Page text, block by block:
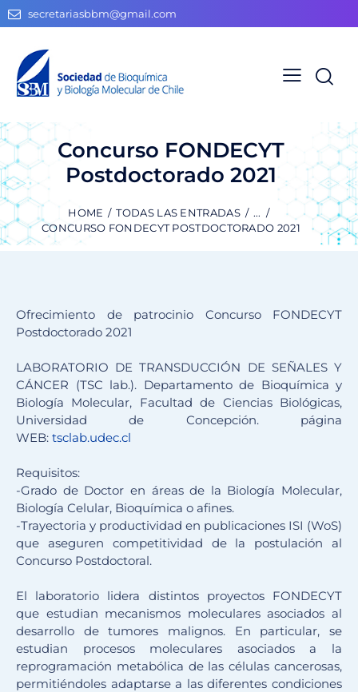
secretariasbbm@gmail.com
Concurso FONDECYT
Postdoctorado 2021
HOME TODAS LAS ENTRADAS
...
CONCURSO FONDECYT POSTDOCTORADO 2021
Ofrecimiento de patrocinio Concurso FONDECYT
Postdoctorado 2021
LABORATORIO DE TRANSDUCCIÓN DE SEÑALES Y
CÁNCER (TSC lab.). Departamento de Bioquímica y
Biología Molecular, Facultad de Ciencias Biológicas,
Universidad de Concepción. página
WEB: tsclab.udec.cl
Requisitos:
-Grado de Doctor en áreas de la Biología Molecular,
Biología Celular, Bioquímica o afines.
-Trayectoria y productividad en publicaciones ISI (WoS)
que aseguren competitividad de la postulación al
Concurso Postdoctoral.
El laboratorio lidera distintos proyectos FONDECYT
que estudian mecanismos moleculares asociados al
desarrollo de tumores malignos. En particular, se
estudian procesos moleculares asociados a la
reprogramación metabólica de las células cancerosas,
permitiéndoles adaptarse a las diferentes condiciones